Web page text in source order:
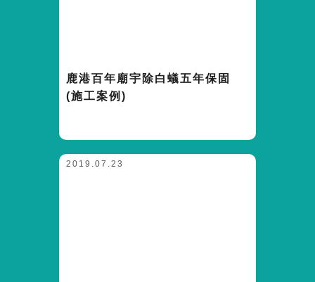
鹿港百年廟宇除白蟻五年保固
(施工案例)
2019.07.23